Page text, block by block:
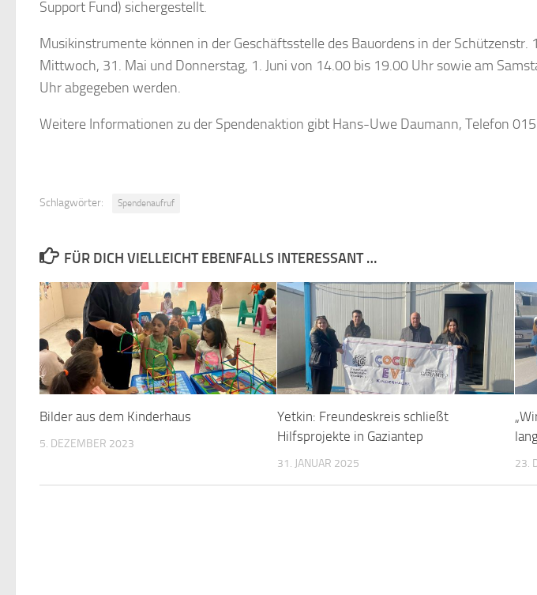
Support Fund) sichergestellt.
Musikinstrumente können in der Geschäftsstelle des Bauordens in der Schützenstr.
Mittwoch, 31. Mai und Donnerstag, 1. Juni von 14.00 bis 19.00 Uhr sowie am
Uhr abgegeben werden.
Weitere Informationen zu der Spendenaktion gibt Hans-Uwe Daumann, Telefon
Schlagwörter: Spendenaufruf
FÜR DICH VIELLEICHT EBENFALLS INTERESSANT …
Bilder aus dem Kinderhaus
5. DEZEMBER 2023
Yetkin: Freundeskreis schließt
Hilfsprojekte in Gaziantep
31. JANUAR 2025 23.